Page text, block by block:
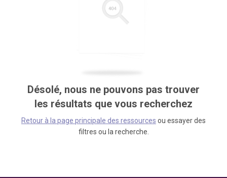
Désolé, nous ne pouvons pas trouver
les résultats que vous recherchez
Retour à la page principale des ressources ou essayer des
filtres ou la recherche.